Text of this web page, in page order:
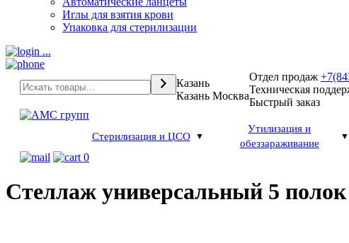
Иглы для взятия крови
Упаковка для стерилизации
...
Казань
Казань Москва
Отдел продаж
Техническая
Быстрый заказ
Стерилизация и ЦСО
Утилизация и
обеззараживание
0
Стеллаж универсальный 5